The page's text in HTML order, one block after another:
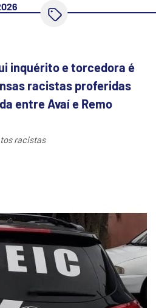
inquérito e torcedora é
racistas proferidas
entre Avaí e Remo
racistas